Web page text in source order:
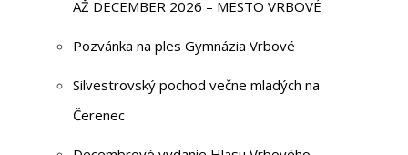
AŽ DECEMBER 2026 – MESTO VRBOVÉ
Pozvánka na ples Gymnázia Vrbové
Silvestrovský pochod večne mladých na
Čerenec